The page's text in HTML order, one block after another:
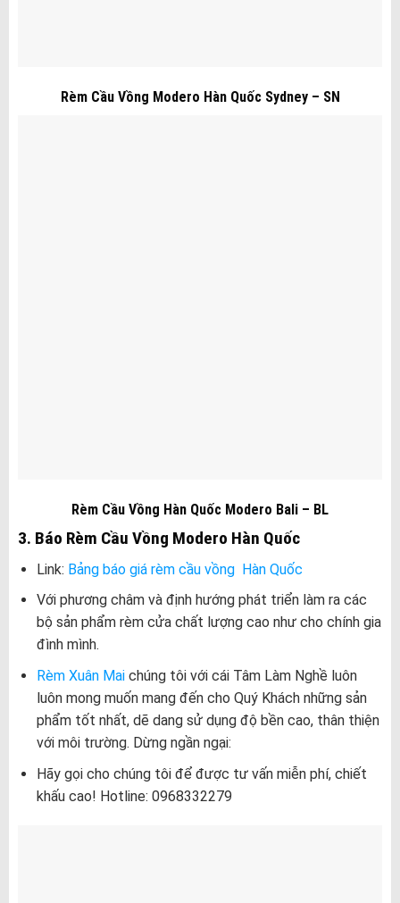
Rèm Cầu Vồng Modero Hàn Quốc Sydney – SN
Rèm Cầu Vồng Hàn Quốc Modero Bali – BL
3. Báo Rèm Cầu Vồng Modero Hàn Quốc
Link: Bảng báo giá rèm cầu vồng Hàn Quốc
Với phương châm và định hướng phát triển làm ra các
bộ sản phẩm rèm cửa chất lượng cao như cho chính gia
đình mình.
Rèm Xuân Maichúng tôi với cái Tâm Làm Nghề luôn
luôn mong muốn mang đến cho Quý Khách những sản
phẩm tốt nhất, dẽ dang sử dụng độ bền cao, thân thiện
với môi trường. Dừng ngần ngại:
Hãy gọi cho chúng tôi để được tư vấn miễn phí, chiết
khấu cao! Hotline: 0968332279